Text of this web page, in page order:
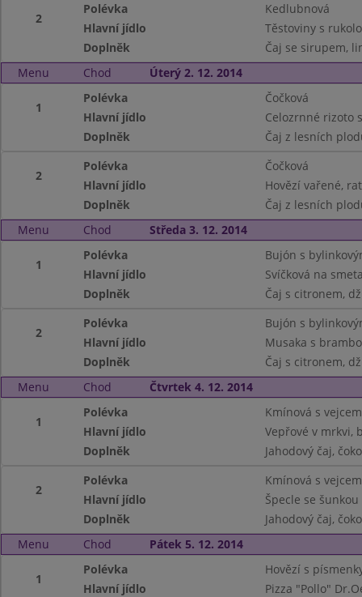
2
Polévka
Kedlubnová
Hlavní jídlo
Těstoviny s
Doplněk
Čaj se sirupem,
Menu
Chod Úterý 2. 12. 2014
1
Polévka
Čočková
Hlavní jídlo
Celozrnné rizoto
Doplněk
Čaj z lesních
2
Polévka
Čočková
Hlavní jídlo
Hovězí vařené,
Doplněk
Čaj z lesních
Menu
Chod Středa 3. 12. 2014
1
Polévka
Bujón s
Hlavní jídlo
Svíčková na
Doplněk
Čaj s citronem,
2
Polévka
Bujón s
Hlavní jídlo
Musaka s
Doplněk
Čaj s citronem,
Menu
Chod Čtvrtek 4. 12. 2014
1
Polévka
Kmínová s vejcem
Hlavní jídlo
Vepřové v mrkvi,
Doplněk
Jahodový čaj,
2
Polévka
Kmínová s vejcem
Hlavní jídlo
Špecle se
Doplněk
Jahodový čaj,
Menu
Chod Pátek 5. 12. 2014
1
Polévka
Hovězí s
Hlavní jídlo
Pizza "Pollo"